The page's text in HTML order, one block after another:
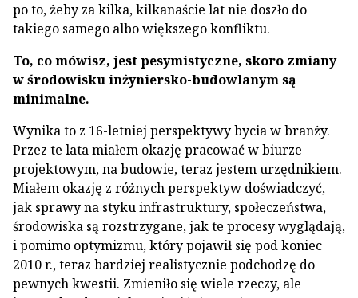
po to, żeby za kilka, kilkanaście lat nie doszło do
takiego samego albo większego konfliktu.
To, co mówisz, jest pesymistyczne, skoro zmiany
w środowisku inżyniersko-budowlanym są
minimalne.
Wynika to z 16-letniej perspektywy bycia w branży.
Przez te lata miałem okazję pracować w biurze
projektowym, na budowie, teraz jestem urzędnikiem.
Miałem okazję z różnych perspektyw doświadczyć,
jak sprawy na styku infrastruktury, społeczeństwa,
środowiska są rozstrzygane, jak te procesy wyglądają,
i pomimo optymizmu, który pojawił się pod koniec
2010 r., teraz bardziej realistycznie podchodzę do
pewnych kwestii. Zmieniło się wiele rzeczy, ale